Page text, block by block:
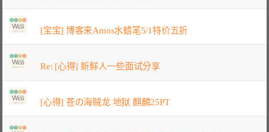
[宝宝] 博客来Amos水蜡笔5/1特价五折
Re: [心得] 新鲜人一些面试分享
[心得] 苍の海贼龙 地狱 麒麟25PT